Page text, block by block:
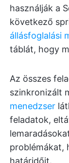
használják a
következő
állásfoglalási
táblát, hogy
Az összes
szinkronizált
menedzser
feladatok,
problémákat,
határidőit.